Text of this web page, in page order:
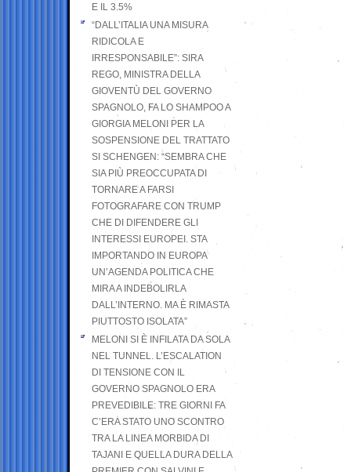
E IL 3.5%
“DALL’ITALIA UNA MISURA
RIDICOLA E
IRRESPONSABILE”: SIRA
REGO, MINISTRA DELLA
GIOVENTÙ DEL GOVERNO
SPAGNOLO, FA LO SHAMPOO A
GIORGIA MELONI PER LA
SOSPENSIONE DEL TRATTATO
SI SCHENGEN: “SEMBRA CHE
SIA PIÙ PREOCCUPATA DI
TORNARE A FARSI
FOTOGRAFARE CON TRUMP
CHE DI DIFENDERE GLI
INTERESSI EUROPEI. STA
IMPORTANDO IN EUROPA
UN’AGENDA POLITICA CHE
MIRA A INDEBOLIRLA
DALL’INTERNO. MA È RIMASTA
PIUTTOSTO ISOLATA”
MELONI SI È INFILATA DA SOLA
NEL TUNNEL. L’ESCALATION
DI TENSIONE CON IL
GOVERNO SPAGNOLO ERA
PREVEDIBILE: TRE GIORNI FA
C’ERA STATO UNO SCONTRO
TRA LA LINEA MORBIDA DI
TAJANI E QUELLA DURA DELLA